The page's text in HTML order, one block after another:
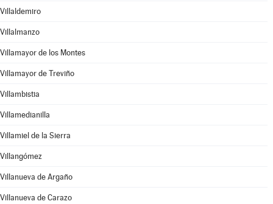
Villaldemiro
Villalmanzo
Villamayor de los Montes
Villamayor de Treviño
Villambistia
Villamedianilla
Villamiel de la Sierra
Villangómez
Villanueva de Argaño
Villanueva de Carazo